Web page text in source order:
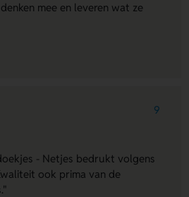
mee en leveren wat ze
9
- Netjes bedrukt volgens
ook prima van de